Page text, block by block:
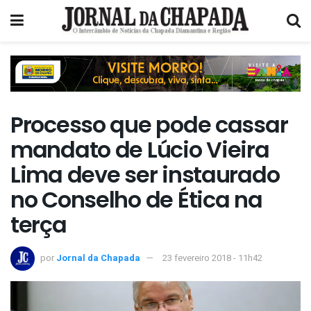
Processo que pode cassar
mandato de Lúcio Vieira
Lima deve ser instaurado
no Conselho de Ética na
terça
por Jornal da Chapada 23 fevereiro 2018 - 11h42